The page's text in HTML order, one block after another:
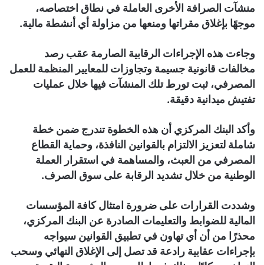
منشآت الصرافة الأخرى العاملة في نطاق اختصاصه،
موجهًا بإغلاق مقراتها ومنعها من مزاولة أي أنشطة مالية.
​وجاءت هذه الإجراءات الرقابية الصارمة عقب رصد
مخالفات قانونية جسيمة وتجاوزات للمعايير المنظمة للعمل
المصرفي، ثبت تورط تلك المنشآت فيها خلال عمليات
تفتيش ميدانية دقيقة.
وأكد البنك المركزي أن هذه الخطوة تندرج ضمن خطة
شاملة لتعزيز الالتزام بالقوانين النافذة، وحماية القطاع
المصرفي من العبث، والمساهمة في استقرار العملة
الوطنية من خلال تشديد الرقابة على سوق الصرف.
​وشددت القرارات على ضرورة امتثال كافة المؤسسات
المالية للضوابط والتعليمات الصادرة عن البنك المركزي،
محذرًا من أن أي تهاون في تطبيق القوانين سيواجه
بإجراءات عقابية رادعة قد تصل إلى الإغلاق النهائي وسحب